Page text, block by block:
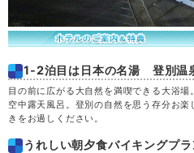
1-2泊目は日本の名湯 登別温
目の前に広がる大自然を満喫できる大浴
空中露天風呂。登別の自然を思う存分お
きをお過しください。
うれしい朝夕食バイキングプラ